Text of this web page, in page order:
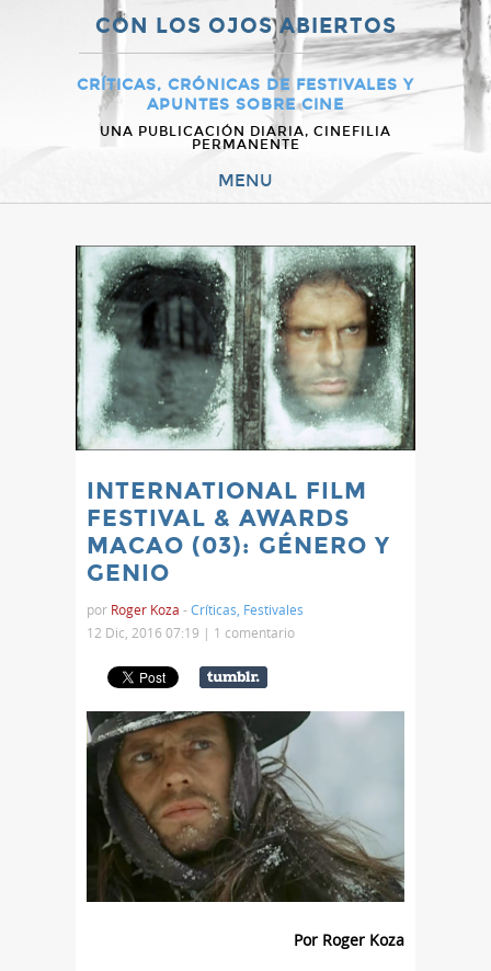
CON LOS OJOS ABIERTOS
CRÍTICAS, CRÓNICAS DE FESTIVALES Y
APUNTES SOBRE CINE
UNA PUBLICACIÓN DIARIA, CINEFILIA
PERMANENTE
MENU
INTERNATIONAL FILM
FESTIVAL & AWARDS
MACAO (03): GÉNERO Y
GENIO
por Roger Koza -Críticas Festivales
12 Dic, 2016 07:19 | 1 comentario
Por Roger Koza